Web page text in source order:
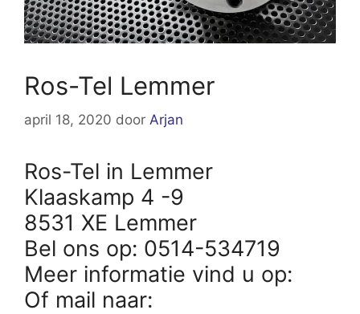
Ros-Tel Lemmer
april 18, 2020 door Arjan
Ros-Tel in Lemmer
Klaaskamp 4 -9
8531 XE Lemmer
Bel ons op: 0514-534719
Meer informatie vind u op:
Of mail naar: